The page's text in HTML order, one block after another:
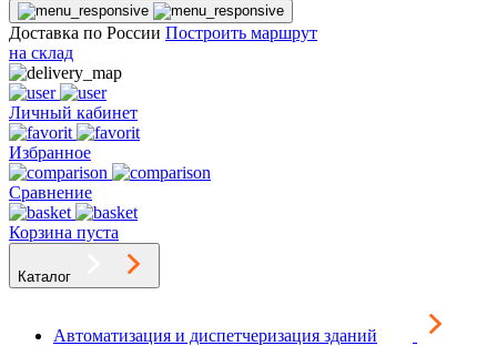
Доставка по России Построить маршрут
на склад
Личный кабинет
Избранное
Сравнение
Корзина пуста
Каталог
Автоматизация и диспетчеризация зданий